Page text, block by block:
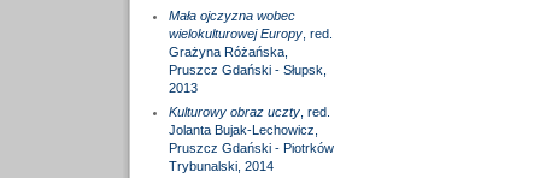
Mała ojczyzna wobec
wielokulturowej Europy, red.
Grażyna Różańska,
Pruszcz Gdański - Słupsk,
2013
Kulturowy obraz uczty, red.
Jolanta Bujak-Lechowicz,
Pruszcz Gdański - Piotrków
Trybunalski, 2014